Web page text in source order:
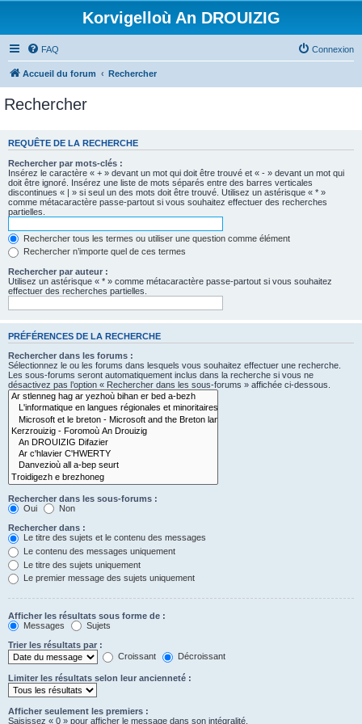
Korvigelloù An DROUIZIG
FAQ Connexion
Accueil du forum Rechercher
Rechercher
REQUÊTE DE LA RECHERCHE
Rechercher par mots-clés :
Insérez le caractère « + » devant un mot qui doit être trouvé et « - » devant un mot qui
doit être ignoré. Insérez une liste de mots séparés entre des barres verticales
discontinues « | » si seul un des mots doit être trouvé. Utilisez un astérisque « * »
comme métacaractère passe-partout si vous souhaitez effectuer des recherches
partielles.
Rechercher tous les termes ou utiliser une question comme élément
Rechercher n’importe quel de ces termes
Rechercher par auteur :
Utilisez un astérisque « * » comme métacaractère passe-partout si vous souhaitez
effectuer des recherches partielles.
PRÉFÉRENCES DE LA RECHERCHE
Rechercher dans les forums :
Sélectionnez le ou les forums dans lesquels vous souhaitez effectuer une recherche.
Les sous-forums seront automatiquement inclus dans la recherche si vous ne
désactivez pas l’option « Rechercher dans les sous-forums » affichée ci-dessous.
Rechercher dans les sous-forums :
Oui
Non
Rechercher dans :
Le titre des sujets et le contenu des messages
Le contenu des messages uniquement
Le titre des sujets uniquement
Le premier message des sujets uniquement
Afficher les résultats sous forme de :
Messages
Sujets
Trier les résultats par :
Croissant
Décroissant
Limiter les résultats selon leur ancienneté :
Afficher seulement les premiers :
Saisissez « 0 » pour afficher le message dans son intégralité.